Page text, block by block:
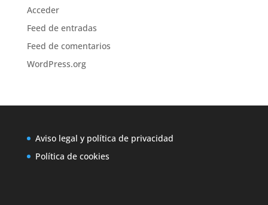
Acceder
Feed de entradas
Feed de comentarios
WordPress.org
Aviso legal y política de privacidad
Política de cookies